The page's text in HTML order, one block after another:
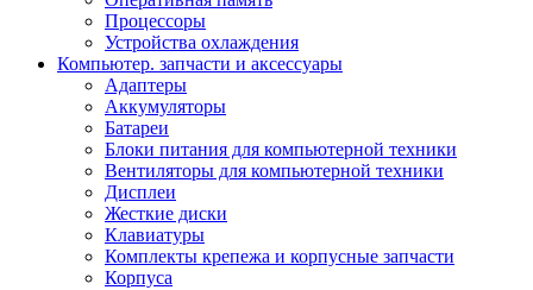
Процессоры
Устройства охлаждения
Компьютер. запчасти и аксессуары
Адаптеры
Аккумуляторы
Батареи
Блоки питания для компьютерной техники
Вентиляторы для компьютерной техники
Дисплеи
Жесткие диски
Клавиатуры
Комплекты крепежа и корпусные запчасти
Корпуса